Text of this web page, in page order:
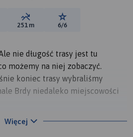
przewyższeń:Suma spadków:
251 m Ocena trasy:
6/6
nie długość trasy jest tu
możemy na niej zobaczyć.
koniec trasy wybraliśmy
Brdy niedaleko miejscowości
asfaltową drogą. Po niedługim
Więcej